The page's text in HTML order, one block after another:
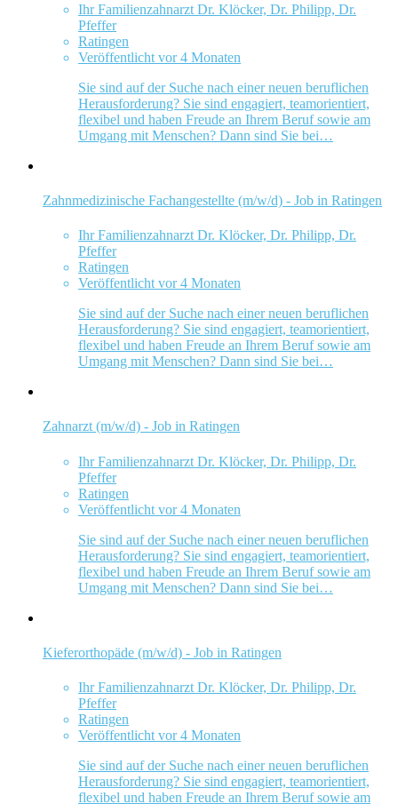
Ihr Familienzahnarzt Dr. Klöcker, Dr. Philipp, Dr.
Pfeffer
Ratingen
Veröffentlicht vor 4 Monaten
Sie sind auf der Suche nach einer neuen beruflichen
Herausforderung? Sie sind engagiert, teamorientiert,
flexibel und haben Freude an Ihrem Beruf sowie am
Umgang mit Menschen? Dann sind Sie bei…
Zahnmedizinische Fachangestellte (m/w/d) - Job in Ratingen
Ihr Familienzahnarzt Dr. Klöcker, Dr. Philipp, Dr.
Pfeffer
Ratingen
Veröffentlicht vor 4 Monaten
Sie sind auf der Suche nach einer neuen beruflichen
Herausforderung? Sie sind engagiert, teamorientiert,
flexibel und haben Freude an Ihrem Beruf sowie am
Umgang mit Menschen? Dann sind Sie bei…
Zahnarzt (m/w/d) - Job in Ratingen
Ihr Familienzahnarzt Dr. Klöcker, Dr. Philipp, Dr.
Pfeffer
Ratingen
Veröffentlicht vor 4 Monaten
Sie sind auf der Suche nach einer neuen beruflichen
Herausforderung? Sie sind engagiert, teamorientiert,
flexibel und haben Freude an Ihrem Beruf sowie am
Umgang mit Menschen? Dann sind Sie bei…
Kieferorthopäde (m/w/d) - Job in Ratingen
Ihr Familienzahnarzt Dr. Klöcker, Dr. Philipp, Dr.
Pfeffer
Ratingen
Veröffentlicht vor 4 Monaten
Sie sind auf der Suche nach einer neuen beruflichen
Herausforderung? Sie sind engagiert, teamorientiert,
flexibel und haben Freude an Ihrem Beruf sowie am